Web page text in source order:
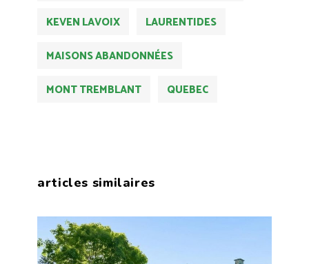
KEVEN LAVOIX
LAURENTIDES
MAISONS ABANDONNÉES
MONT TREMBLANT
QUEBEC
articles similaires